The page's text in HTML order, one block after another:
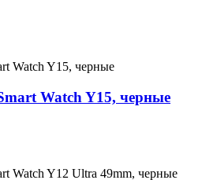
Watch Y15, черные